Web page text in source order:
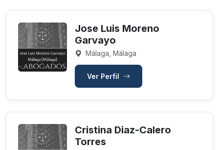
Jose Luis Moreno
Garvayo
Málaga, Málaga
Ver Perfil
Cristina Diaz-Calero
Torres